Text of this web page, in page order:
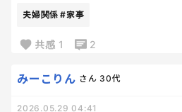
みたいな小さいことで「助か
ちょっとした一言にもイラッと
夫婦関係 #家事
共感 1 2
みーこりん さん 30代
2026.05.29 04:41